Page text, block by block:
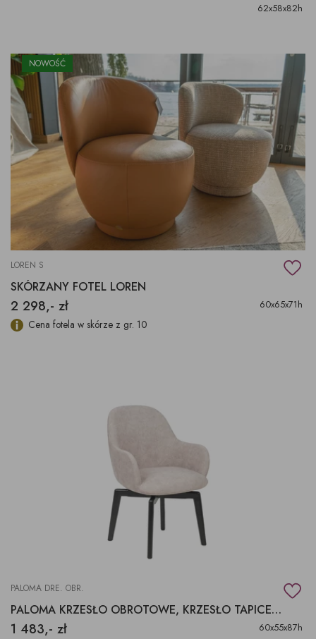
62x58x82h
NOWOŚĆ
LOREN S
SKÓRZANY FOTEL LOREN
2 298,- zł 60x65x71h
Cena fotela w skórze z gr. 10
PALOMA DRE. OBR.
PALOMA KRZESŁO OBROTOWE, KRZESŁO TAPICEROWANE PALOMA
1 483,- zł 60x55x87h